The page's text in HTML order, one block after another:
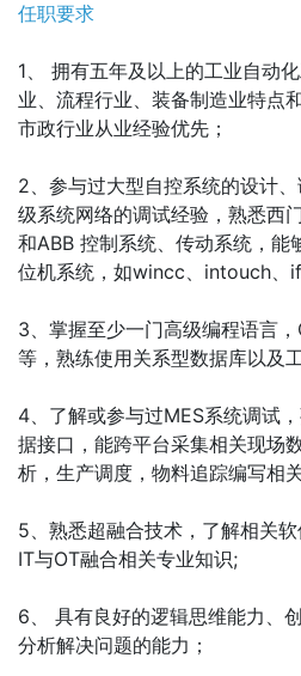
任职要求
1、 拥有五年及以上的工业自动
业、流程行业、装备制造业特点
市政行业从业经验优先；
2、参与过大型自控系统的设计
级系统网络的调试经验，熟悉西
和ABB 控制系统、传动系统，能
位机系统，如wincc、intouch、
3、掌握至少一门高级编程语言
等，熟练使用关系型数据库以及
4、了解或参与过MES系统调试
据接口，能跨平台采集相关现场
析，生产调度，物料追踪编写相
5、熟悉超融合技术，了解相关
IT与OT融合相关专业知识;
6、 具有良好的逻辑思维能力、
分析解决问题的能力；